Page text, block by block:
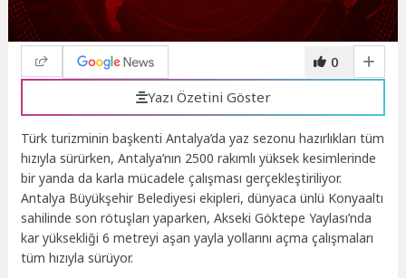
0
Yazı Özetini Göster
Türk turizminin başkenti Antalya’da yaz sezonu hazırlıkları tüm
hızıyla sürürken, Antalya’nın 2500 rakımlı yüksek kesimlerinde
bir yanda da karla mücadele çalışması gerçekleştiriliyor.
Antalya Büyükşehir Belediyesi ekipleri, dünyaca ünlü Konyaaltı
sahilinde son rötuşları yaparken, Akseki Göktepe Yaylası’nda
kar yüksekliği 6 metreyi aşan yayla yollarını açma çalışmaları
tüm hızıyla sürüyor.